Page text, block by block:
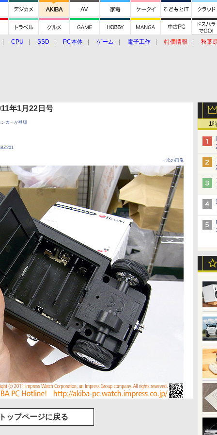
CPU SSD PC本体 ゲーム 電子工作 特価情報
秋葉
1
年1月22日号
カーが登場
→次の画像
ップページに戻る